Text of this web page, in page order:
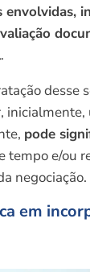
envolvidas,
.
desse
inicialmente,
pode
tempo e/ou
negociação.
em